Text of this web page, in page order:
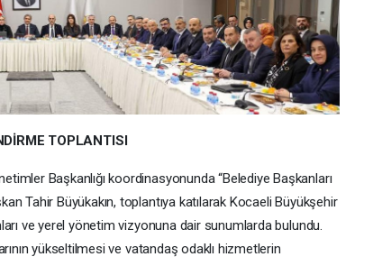
TOPLANTISI
Başkanlığı koordinasyonunda “Belediye Başkanları
Tahir Büyükakın, toplantıya katılarak Kocaeli Büyükşehir
ve yerel yönetim vizyonuna dair sunumlarda bulundu.
yükseltilmesi ve vatandaş odaklı hizmetlerin